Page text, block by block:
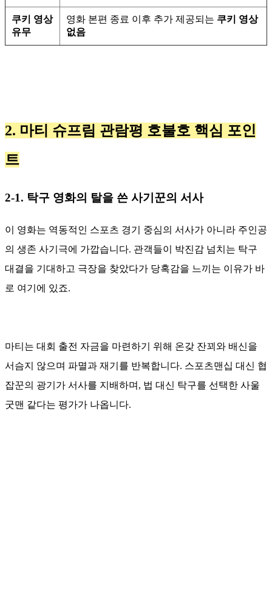
쿠키 영상
유무
영화 본편 종료 이후 추가 제공되는 쿠키 영상
없음
2. 마티 슈프림 관람평 호불호 핵심 포인
트
2-1. 탁구 영화의 탈을 쓴 사기꾼의 서사
이 영화는 역동적인 스포츠 경기 중심의 서사가 아니라 주인공
의 생존 사기극에 가깝습니다. 관객들이 박진감 넘치는 탁구
대결을 기대하고 극장을 찾았다가 당혹감을 느끼는 이유가 바
로 여기에 있죠.
마티는 대회 출전 자금을 마련하기 위해 온갖 잔꾀와 배신을
서슴지 않으며 파멸과 재기를 반복합니다. 스포츠맨십 대신 협
잡꾼의 광기가 서사를 지배하며, 법 대신 탁구를 선택한 사울
굿맨 같다는 평가가 나옵니다.